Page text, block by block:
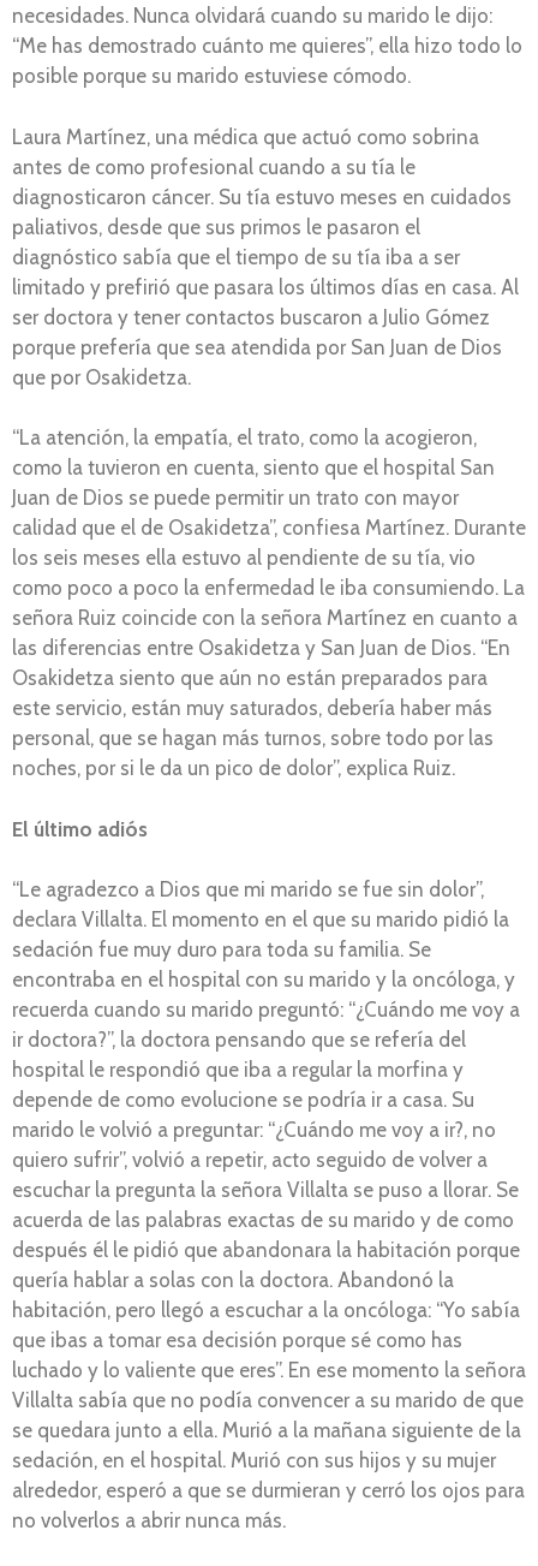
necesidades. Nunca olvidará cuando su marido le dijo:
“Me has demostrado cuánto me quieres”, ella hizo todo lo
posible porque su marido estuviese cómodo.
Laura Martínez, una médica que actuó como sobrina
antes de como profesional cuando a su tía le
diagnosticaron cáncer. Su tía estuvo meses en cuidados
paliativos, desde que sus primos le pasaron el
diagnóstico sabía que el tiempo de su tía iba a ser
limitado y prefirió que pasara los últimos días en casa. Al
ser doctora y tener contactos buscaron a Julio Gómez
porque prefería que sea atendida por San Juan de Dios
que por Osakidetza.
“La atención, la empatía, el trato, como la acogieron,
como la tuvieron en cuenta, siento que el hospital San
Juan de Dios se puede permitir un trato con mayor
calidad que el de Osakidetza”, confiesa Martínez. Durante
los seis meses ella estuvo al pendiente de su tía, vio
como poco a poco la enfermedad le iba consumiendo. La
señora Ruiz coincide con la señora Martínez en cuanto a
las diferencias entre Osakidetza y San Juan de Dios. “En
Osakidetza siento que aún no están preparados para
este servicio, están muy saturados, debería haber más
personal, que se hagan más turnos, sobre todo por las
noches, por si le da un pico de dolor”, explica Ruiz.
El último adiós
“Le agradezco a Dios que mi marido se fue sin dolor”,
declara Villalta. El momento en el que su marido pidió la
sedación fue muy duro para toda su familia. Se
encontraba en el hospital con su marido y la oncóloga, y
recuerda cuando su marido preguntó: “¿Cuándo me voy a
ir doctora?”, la doctora pensando que se refería del
hospital le respondió que iba a regular la morfina y
depende de como evolucione se podría ir a casa. Su
marido le volvió a preguntar: “¿Cuándo me voy a ir?, no
quiero sufrir”, volvió a repetir, acto seguido de volver a
escuchar la pregunta la señora Villalta se puso a llorar. Se
acuerda de las palabras exactas de su marido y de como
después él le pidió que abandonara la habitación porque
quería hablar a solas con la doctora. Abandonó la
habitación, pero llegó a escuchar a la oncóloga: “Yo sabía
que ibas a tomar esa decisión porque sé como has
luchado y lo valiente que eres”. En ese momento la señora
Villalta sabía que no podía convencer a su marido de que
se quedara junto a ella. Murió a la mañana siguiente de la
sedación, en el hospital. Murió con sus hijos y su mujer
alrededor, esperó a que se durmieran y cerró los ojos para
no volverlos a abrir nunca más.